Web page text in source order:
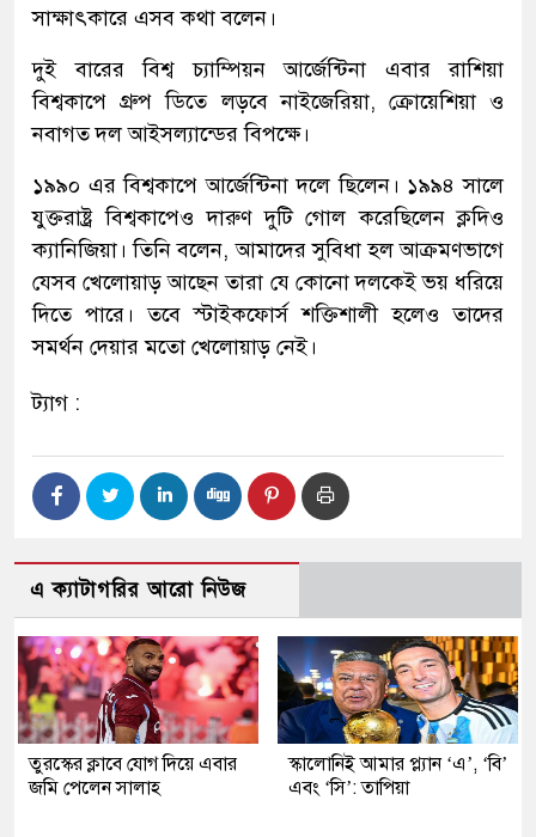
সাক্ষাৎকারে এসব কথা বলেন।
দুই বারের বিশ্ব চ্যাম্পিয়ন আর্জেন্টিনা এবার রাশিয়া
বিশ্বকাপে গ্রুপ ডিতে লড়বে নাইজেরিয়া, ক্রোয়েশিয়া ও
নবাগত দল আইসল্যান্ডের বিপক্ষে।
১৯৯০ এর বিশ্বকাপে আর্জেন্টিনা দলে ছিলেন। ১৯৯৪ সালে
যুক্তরাষ্ট্র বিশ্বকাপেও দারুণ দুটি গোল করেছিলেন ক্লদিও
ক্যানিজিয়া। তিনি বলেন, আমাদের সুবিধা হল আক্রমণভাগে
যেসব খেলোয়াড় আছেন তারা যে কোনো দলকেই ভয় ধরিয়ে
দিতে পারে। তবে স্টাইকফোর্স শক্তিশালী হলেও তাদের
সমর্থন দেয়ার মতো খেলোয়াড় নেই।
ট্যাগ :
এ ক্যাটাগরির আরো নিউজ
তুরস্কের ক্লাবে যোগ দিয়ে এবার
জমি পেলেন সালাহ
স্কালোনিই আমার প্ল্যান ‘এ’, ‘বি’
এবং ‘সি’: তাপিয়া